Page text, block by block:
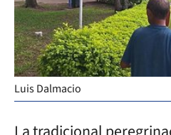
Luis Dalmacio